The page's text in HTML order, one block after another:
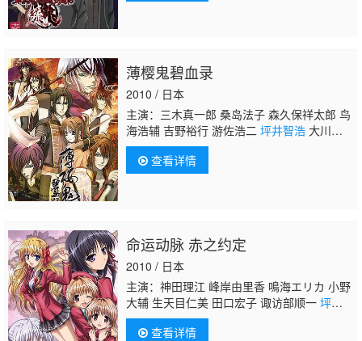
薄樱鬼碧血录
2010 / 日本
主演：三木真一郎 桑岛法子 森久保祥太郎 鸟
海浩辅 吉野裕行 游佐浩二 坪井智浩大川
透 飞田展男 津田健次郎
查看详情
命运动脉 赤之约定
2010 / 日本
主演：神田理江 峰岸由里香 鳴海エリカ 小野
大辅 生天目仁美 田口宏子 诹访部顺一 坪井智
浩
查看详情